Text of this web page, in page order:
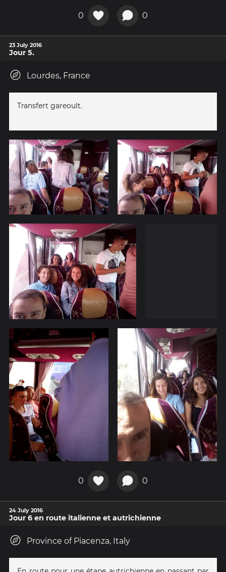
0 0
23 July 2016
Jour 5.
Lourdes, France
Transfert gareoult.
0 0
24 July 2016
Jour 6 en route italienne et autrichienne
Province of Piacenza, Italy